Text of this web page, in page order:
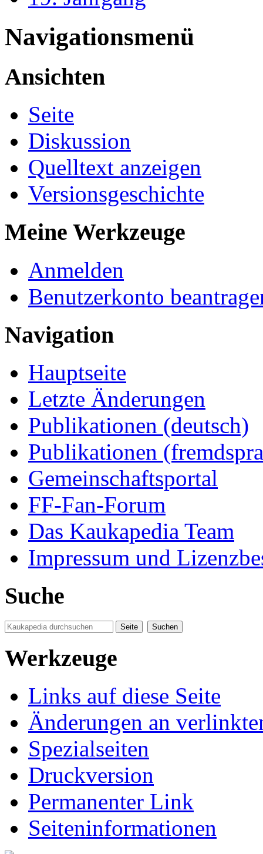
Navigationsmenü
Ansichten
Seite
Diskussion
Quelltext anzeigen
Versionsgeschichte
Meine Werkzeuge
Anmelden
Benutzerkonto
Navigation
Hauptseite
Letzte Änderungen
Publikationen (deutsch)
Publikationen
Gemeinschaftsportal
FF-Fan-Forum
Das Kaukapedia Team
Impressum und
Suche
Werkzeuge
Links auf diese Seite
Änderungen an
Spezialseiten
Druckversion
Permanenter Link
Seiten­informationen